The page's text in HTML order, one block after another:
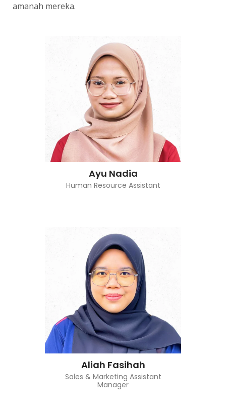
amanah mereka.
Ayu Nadia
Human Resource Assistant
Aliah Fasihah
Sales & Marketing Assistant
Manager